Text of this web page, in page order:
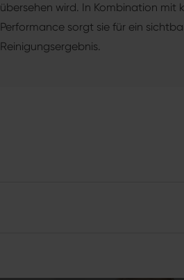
übersehen wird. In Kombination mit
Performance sorgt sie für ein
Reinigungsergebnis.